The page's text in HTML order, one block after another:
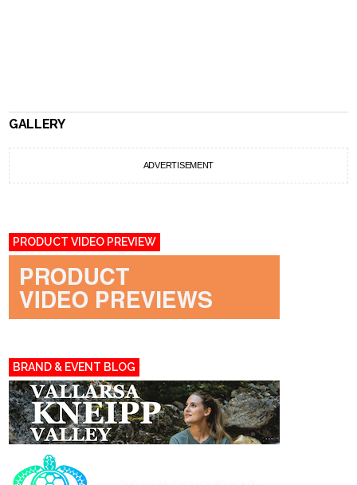
GALLERY
ADVERTISEMENT
PRODUCT VIDEO PREVIEW
BRAND & EVENT BLOG